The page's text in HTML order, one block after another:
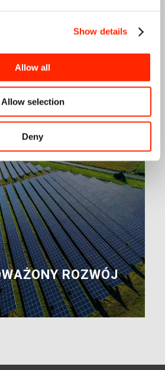
Show details
Allow all
Allow selection
Deny
ROZWÓJ